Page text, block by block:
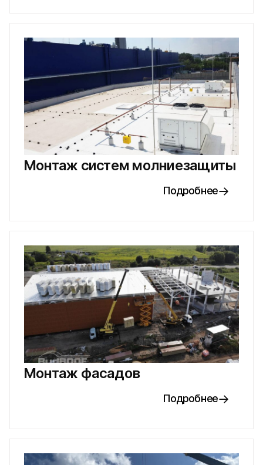
Монтаж систем молниезащиты
Подробнее
Монтаж фасадов
Подробнее